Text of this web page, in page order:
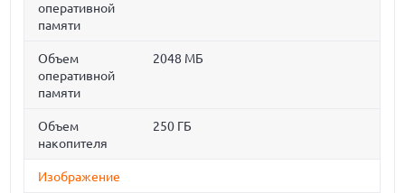
оперативной
памяти
Объем
оперативной
памяти
2048 МБ
Объем
накопителя
250 ГБ
Изображение